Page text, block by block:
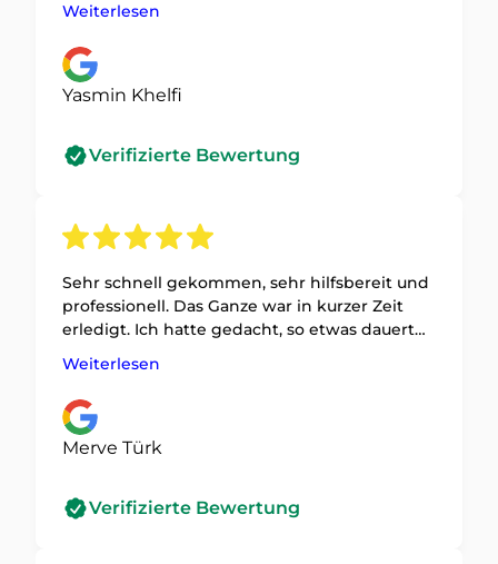
Weiterlesen
Yasmin Khelfi
Verifizierte Bewertung
Sehr schnell gekommen, sehr hilfsbereit und
professionell. Das Ganze war in kurzer Zeit
erledigt. Ich hatte gedacht, so etwas dauert
viel länger, aber es ging wirklich schnell und
Weiterlesen
Merve Türk
Verifizierte Bewertung